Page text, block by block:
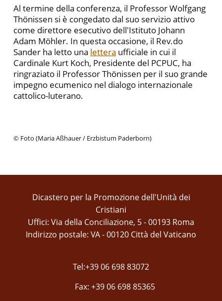
Al termine della conferenza, il Professor Wolfgang
Thönissen si è congedato dal suo servizio attivo
come direttore esecutivo dell'Istituto Johann
Adam Möhler. In questa occasione, il Rev.do
Sander ha letto una lettera ufficiale in cui il
Cardinale Kurt Koch, Presidente del PCPUC, ha
ringraziato il Professor Thönissen per il suo grande
impegno ecumenico nel dialogo internazionale
cattolico-luterano.
© Foto (Maria Aßhauer / Erzbistum Paderborn)
Dicastero per la Promozione dell'Unità dei
Cristiani
Uffici: Via della Conciliazione, 5 - 00193 Roma
Indirizzo postale: VA - 00120 Città del Vaticano
Tel:+39 06 698 83072
Fax: +39 06 698 85365